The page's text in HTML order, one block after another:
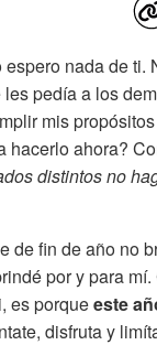
nada de ti.
pedía a los
mis
hacerlo ahora?
distintos no
de fin de año no
por y para
es porqueeste
disfruta y